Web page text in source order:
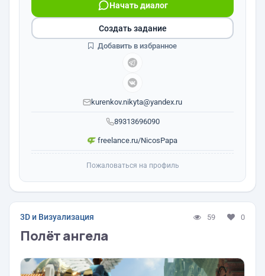
89313696090
Начать диалог
kurenkov.nikyta@yandex.ru
freelance.ru/NicosPapa
Создать задание
Добавить в избранное
Пожаловаться на профиль
3D и Визуализация 59 0
Полёт ангела